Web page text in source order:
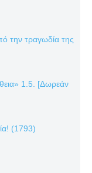
την τραγωδία της
1.5. [Δωρεάν
(1793)